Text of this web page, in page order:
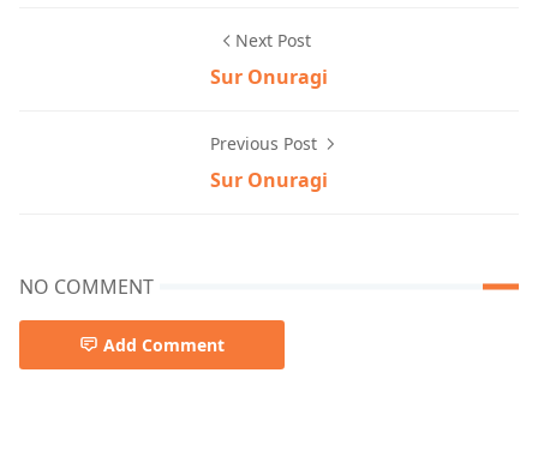
Next Post
Sur Onuragi
Previous Post
Sur Onuragi
NO COMMENT
Add Comment